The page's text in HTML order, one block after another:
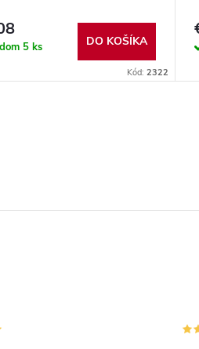
5 ks DO KOŠÍKA
Kód: 2322